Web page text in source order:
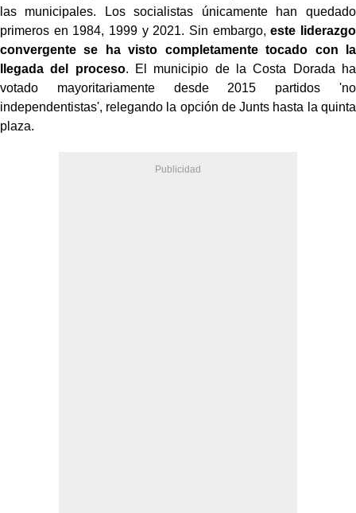
las municipales. Los socialistas únicamente han quedado
primeros en 1984, 1999 y 2021. Sin embargo,este liderazgo
convergente se ha visto completamente tocado con la
llegada del proceso. El municipio de la Costa Dorada ha
votado mayoritariamente desde 2015 partidos 'no
independentistas', relegando la opción de Junts hasta la quinta
plaza.